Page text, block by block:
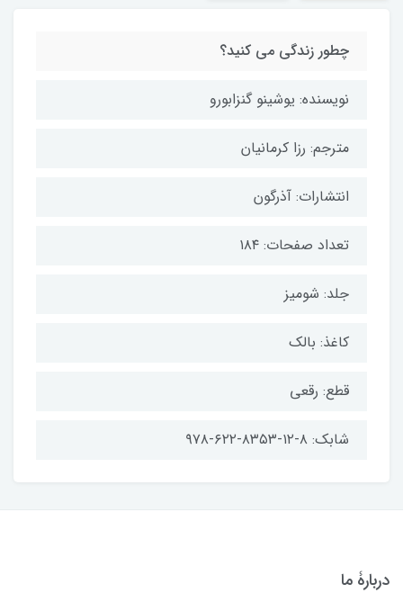
چطور زندگی می کنید؟
نویسنده: یوشینو گنزابورو
مترجم: رزا کرمانیان
انتشارات: آذرگون
تعداد صفحات: ۱۸۴
جلد: شومیز
کاغذ: بالک
قطع: رقعی
شابک: ۸-۱۲-۸۳۵۳-۶۲۲-۹۷۸
دربارۀ ما